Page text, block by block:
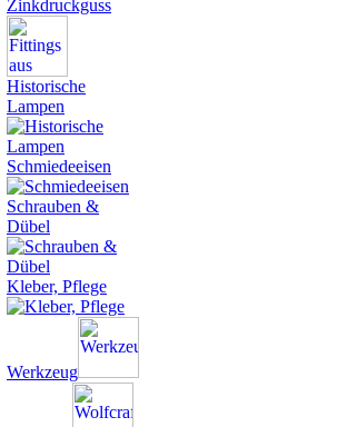
Zinkdruckguss
Historische
Lampen
Schmiedeeisen
Schrauben &
Dübel
Kleber, Pflege
Werkzeug